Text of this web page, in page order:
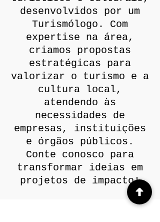
desenvolvidos por um
Turismólogo. Com
expertise na área,
criamos propostas
estratégicas para
valorizar o turismo e a
cultura local,
atendendo às
necessidades de
empresas, instituições
e órgãos públicos.
Conte conosco para
transformar ideias em
projetos de impacto!